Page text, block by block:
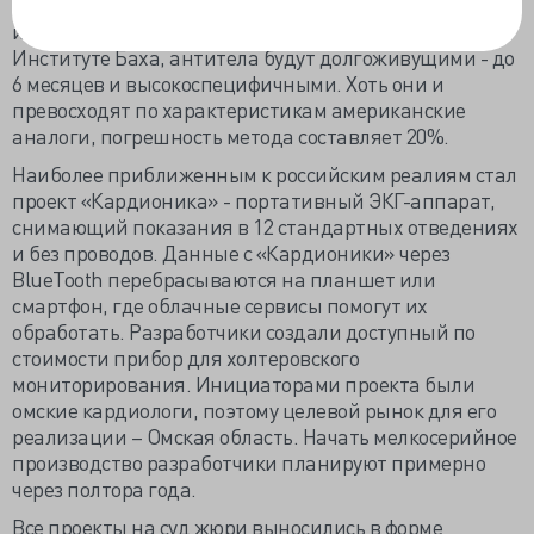
информация. По словам разработчиков, созданные в
Институте Баха, антитела будут долгоживущими - до
6 месяцев и высокоспецифичными. Хоть они и
превосходят по характеристикам американские
аналоги, погрешность метода составляет 20%.
Наиболее приближенным к российским реалиям стал
проект «Кардионика» - портативный ЭКГ-аппарат,
снимающий показания в 12 стандартных отведениях
и без проводов. Данные с «Кардионики» через
BlueTooth перебрасываются на планшет или
смартфон, где облачные сервисы помогут их
обработать. Разработчики создали доступный по
стоимости прибор для холтеровского
мониторирования. Инициаторами проекта были
омские кардиологи, поэтому целевой рынок для его
реализации – Омская область. Начать мелкосерийное
производство разработчики планируют примерно
через полтора года.
Все проекты на суд жюри выносились в форме